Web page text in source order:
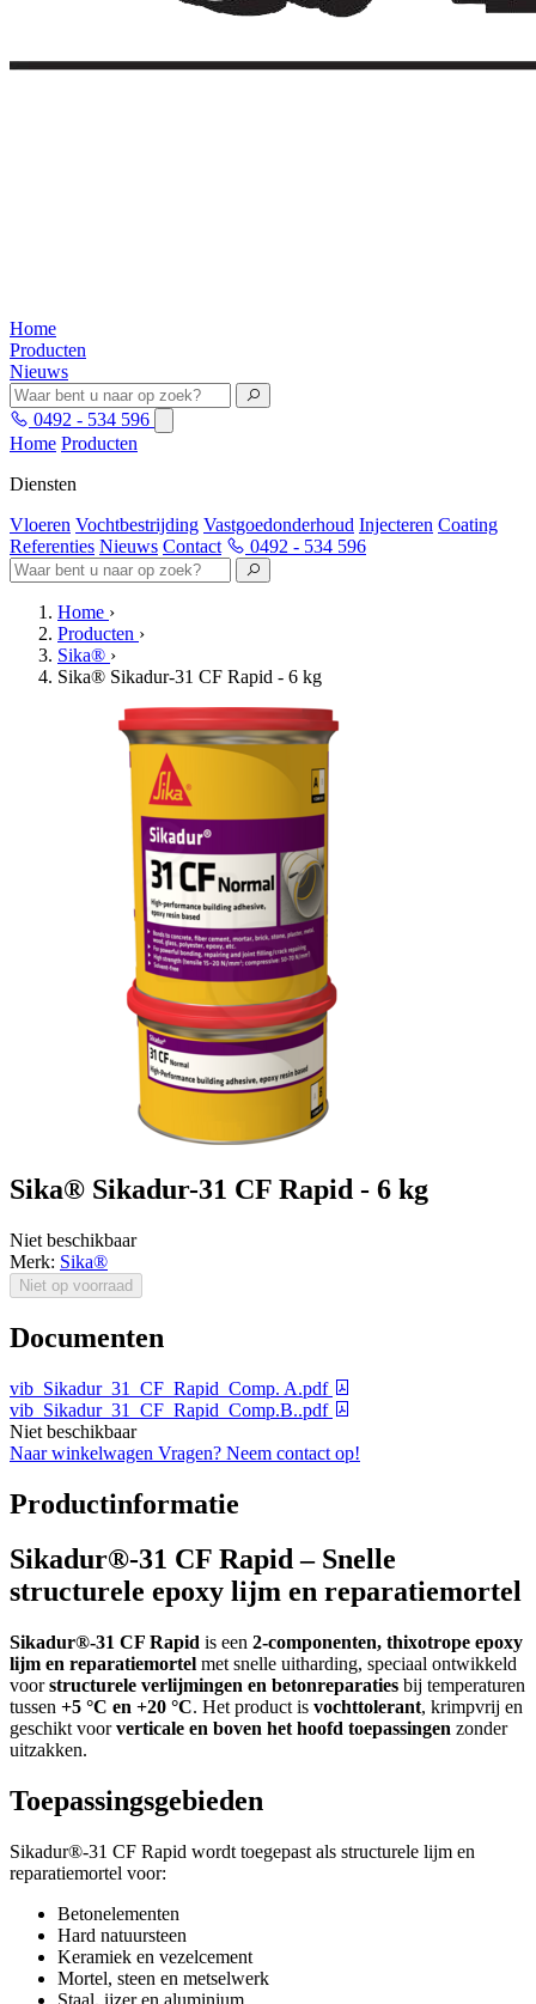
Home
Producten
Nieuws
0492 - 534 596
Home Producten
Diensten
Vloeren Vochtbestrijding Vastgoedonderhoud Injecteren Coating
Referenties Nieuws Contact 0492 - 534 596
Home ›
Producten ›
Sika® ›
Sika® Sikadur-31 CF Rapid - 6 kg
Sika® Sikadur-31 CF Rapid - 6 kg
Niet beschikbaar
Merk: Sika®
Niet op voorraad
Documenten
vib_Sikadur_31_CF_Rapid_Comp. A.pdf
vib_Sikadur_31_CF_Rapid_Comp.B..pdf
Niet beschikbaar
Naar winkelwagen Vragen? Neem contact op!
Productinformatie
Sikadur®-31 CF Rapid – Snelle
structurele epoxy lijm en reparatiemortel
Sikadur®-31 CF Rapid is een 2-componenten, thixotrope epoxy
lijm en reparatiemortel met snelle uitharding, speciaal ontwikkeld
voorstructurele verlijmingen en betonreparaties bij temperaturen
tussen +5 °C en +20 °C. Het product is vochttolerant, krimpvrij en
geschikt voorverticale en boven het hoofd toepassingen zonder
uitzakken.
Toepassingsgebieden
Sikadur®-31 CF Rapid wordt toegepast als structurele lijm en
reparatiemortel voor:
Betonelementen
Hard natuursteen
Keramiek en vezelcement
Mortel, steen en metselwerk